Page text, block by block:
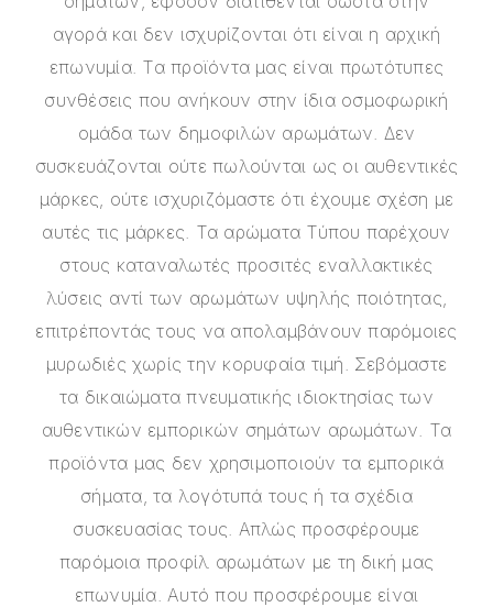
αγορά και δεν ισχυρίζονται ότι είναι η αρχική
επωνυμία. Τα προϊόντα μας είναι πρωτότυπες
συνθέσεις που ανήκουν στην ίδια οσμοφωρική
ομάδα των δημοφιλών αρωμάτων. Δεν
συσκευάζονται ούτε πωλούνται ως οι αυθεντικές
μάρκες, ούτε ισχυριζόμαστε ότι έχουμε σχέση με
αυτές τις μάρκες. Τα αρώματα Τύπου παρέχουν
στους καταναλωτές προσιτές εναλλακτικές
λύσεις αντί των αρωμάτων υψηλής ποιότητας,
επιτρέποντάς τους να απολαμβάνουν παρόμοιες
μυρωδιές χωρίς την κορυφαία τιμή. Σεβόμαστε
τα δικαιώματα πνευματικής ιδιοκτησίας των
αυθεντικών εμπορικών σημάτων αρωμάτων. Τα
προϊόντα μας δεν χρησιμοποιούν τα εμπορικά
σήματα, τα λογότυπά τους ή τα σχέδια
συσκευασίας τους. Απλώς προσφέρουμε
παρόμοια προφίλ αρωμάτων με τη δική μας
επωνυμία. Αυτό που προσφέρουμε είναι